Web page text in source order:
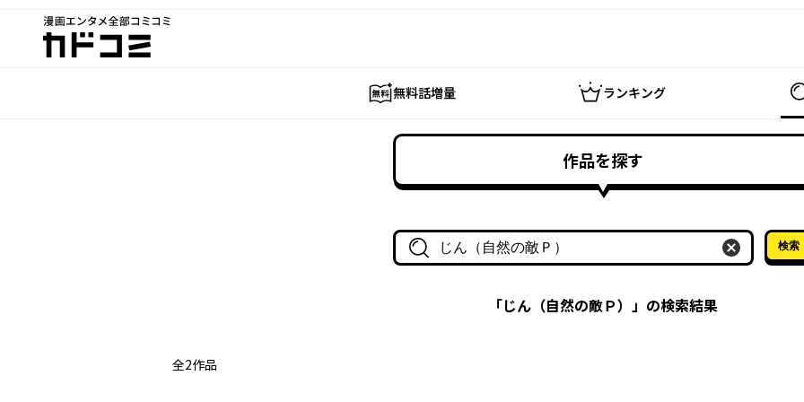
漫画エンタメ全部コミコミ
カドコミ
無料話増量 ランキング
作品を探す
作品名・作家名で探す
検索
「じん（自然の敵Ｐ） 」の検索結果
全2作品